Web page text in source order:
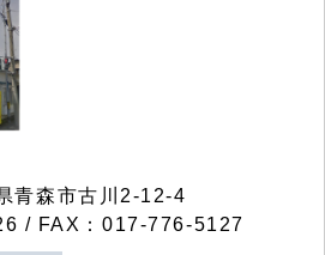
森市古川2-12-4
/ FAX：017-776-5127